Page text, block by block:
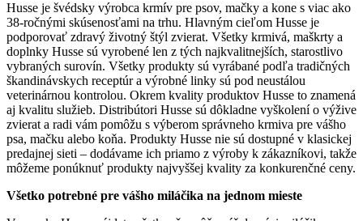
Husse je švédsky výrobca krmív pre psov, mačky a kone s viac ako
38-ročnými skúsenosťami na trhu. Hlavným cieľom Husse je
podporovať zdravý životný štýl zvierat. Všetky krmivá, maškrty a
doplnky Husse sú vyrobené len z tých najkvalitnejších, starostlivo
vybraných surovín. Všetky produkty sú vyrábané podľa tradičných
škandinávskych receptúr a výrobné linky sú pod neustálou
veterinárnou kontrolou. Okrem kvality produktov Husse to znamená
aj kvalitu služieb. Distribútori Husse sú dôkladne vyškolení o výžive
zvierat a radi vám pomôžu s výberom správneho krmiva pre vášho
psa, mačku alebo koňa. Produkty Husse nie sú dostupné v klasickej
predajnej sieti – dodávame ich priamo z výroby k zákazníkovi, takže
môžeme ponúknuť produkty najvyššej kvality za konkurenčné ceny.
Všetko potrebné pre vášho miláčika na jednom mieste